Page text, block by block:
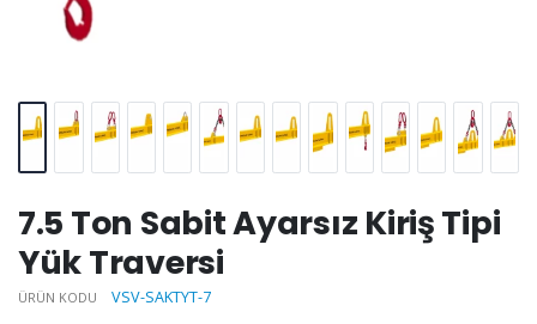
7.5 Ton Sabit Ayarsız Kiriş Tipi
Yük Traversi
ÜRÜN KODU VSV-SAKTYT-7